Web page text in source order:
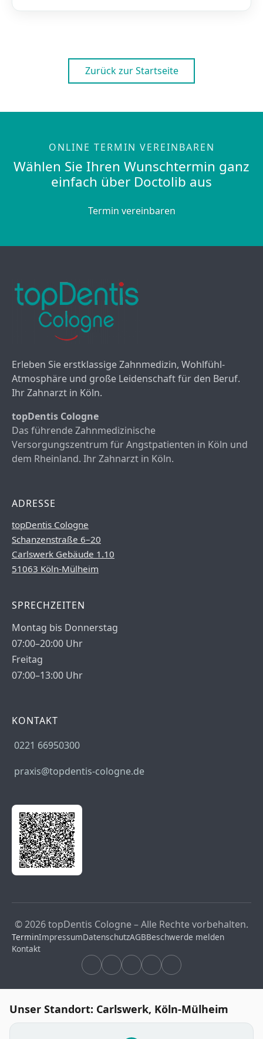
Zurück zur Startseite
ONLINE TERMIN VEREINBAREN
Wählen Sie Ihren Wunschtermin ganz
einfach über Doctolib aus
Termin vereinbaren
Erleben Sie erstklassige Zahnmedizin, Wohlfühl-
Atmosphäre und große Leidenschaft für den Beruf.
Ihr Zahnarzt in Köln.
topDentis Cologne
Das führende Zahnmedizinische
Versorgungszentrum für Angstpatienten in Köln und
dem Rheinland. Ihr Zahnarzt in Köln.
ADRESSE
topDentis Cologne
Schanzenstraße 6–20
Carlswerk Gebäude 1.10
51063 Köln-Mülheim
SPRECHZEITEN
Montag bis Donnerstag
07:00–20:00 Uhr
Freitag
07:00–13:00 Uhr
KONTAKT
0221 66950300
praxis@topdentis-cologne.de
© 2026 topDentis Cologne – Alle Rechte vorbehalten.
TerminImpressumDatenschutzAGBBeschwerde melden
Kontakt
Unser Standort: Carlswerk, Köln-Mülheim